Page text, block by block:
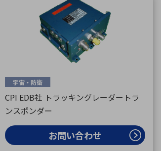
宇宙・防衛
CPI EDB社 トラッキングレーダートラ
ンスポンダー
お問い合わせ